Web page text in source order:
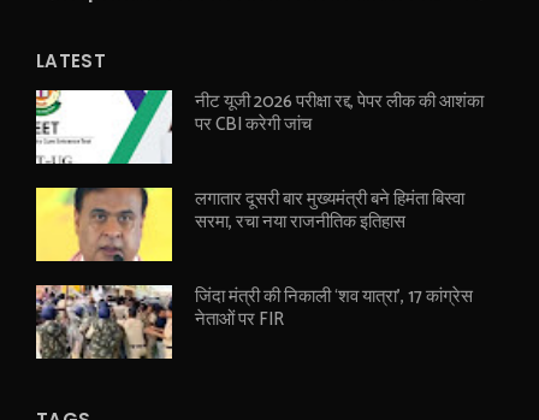
LATEST
नीट यूजी 2026 परीक्षा रद्द, पेपर लीक की आशंका
पर CBI करेगी जांच
लगातार दूसरी बार मुख्यमंत्री बने हिमंता बिस्वा
सरमा, रचा नया राजनीतिक इतिहास
जिंदा मंत्री की निकाली ‘शव यात्रा’, 17 कांग्रेस
नेताओं पर FIR